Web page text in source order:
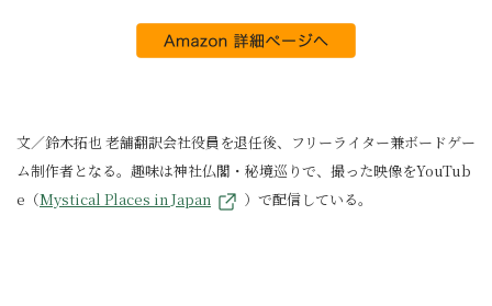
文／鈴木拓也 老舗翻訳会社役員を退任後、フリーライター兼ボードゲー
ム制作者となる。趣味は神社仏閣・秘境巡りで、撮った映像をYouTub
e（Mystical Places in Japan ）で配信している。